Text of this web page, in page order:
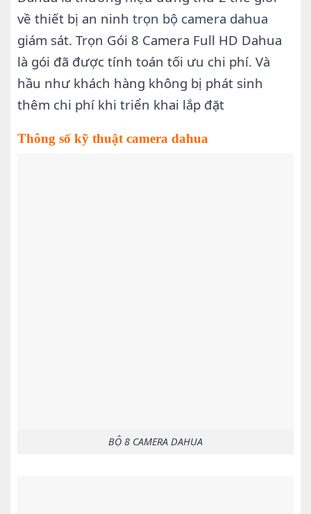
về thiết bị an ninh trọn bộ camera dahua
giám sát. Trọn Gói 8 Camera Full HD Dahua
là gói đã được tính toán tối ưu chi phí. Và
hầu như khách hàng không bị phát sinh
thêm chi phí khi triển khai lắp đặt
Thông số kỹ thuật camera dahua
BỘ 8 CAMERA DAHUA